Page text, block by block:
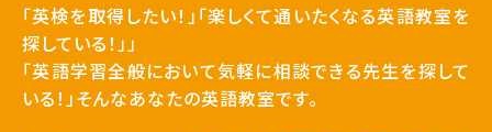
「英検を取得したい！」「楽しくて通いたくなる英語教室を
探している！」」
「英語学習全般において気軽に相談できる先生を探して
いる！」そんなあなたの英語教室です。